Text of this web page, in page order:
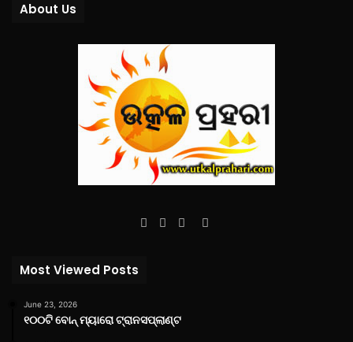
About Us
Facebook
TwitterYouTube
Instagram
Most Viewed Posts
June 23, 2026
୧୦୦ଟି ବୋନ୍ ମ୍ୟାରୋ ଟ୍ରାନସପ୍ଲାଣ୍ଟ